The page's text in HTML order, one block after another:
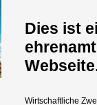
Dies ist
Wirtschaftliche